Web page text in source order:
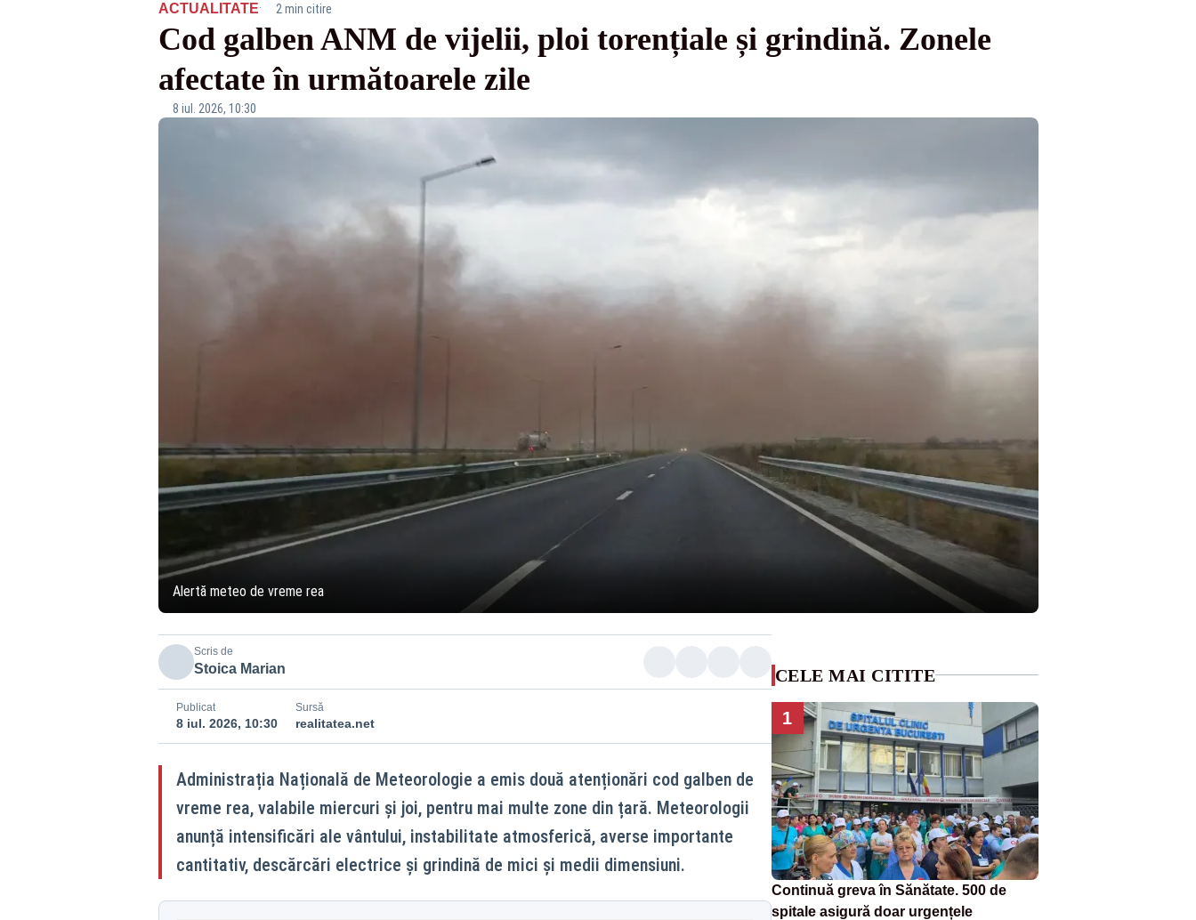
ACTUALITATE· 2 min citire
Cod galben ANM de vijelii, ploi torențiale și grindină. Zonele
afectate în următoarele zile
8 iul. 2026, 10:30
Alertă meteo de vreme rea
Scris de
Stoica Marian
Publicat
8 iul. 2026, 10:30
Sursă
realitatea.net
Administrația Națională de Meteorologie a emis două atenționări cod galben de
vreme rea, valabile miercuri și joi, pentru mai multe zone din țară. Meteorologii
anunță intensificări ale vântului, instabilitate atmosferică, averse importante
cantitativ, descărcări electrice și grindină de mici și medii dimensiuni.
CELE MAI CITITE
1
Continuă greva în Sănătate. 500 de
spitale asigură doar urgențele